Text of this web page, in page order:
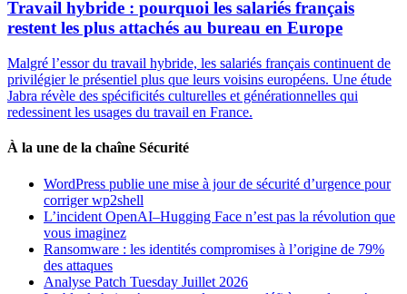
Travail hybride : pourquoi les salariés français
restent les plus attachés au bureau en Europe
Malgré l’essor du travail hybride, les salariés français continuent de
privilégier le présentiel plus que leurs voisins européens. Une étude
Jabra révèle des spécificités culturelles et générationnelles qui
redessinent les usages du travail en France.
À la une de la chaîne Sécurité
WordPress publie une mise à jour de sécurité d’urgence pour
corriger wp2shell
L’incident OpenAI–Hugging Face n’est pas la révolution que
vous imaginez
Ransomware : les identités compromises à l’origine de 79%
des attaques
Analyse Patch Tuesday Juillet 2026